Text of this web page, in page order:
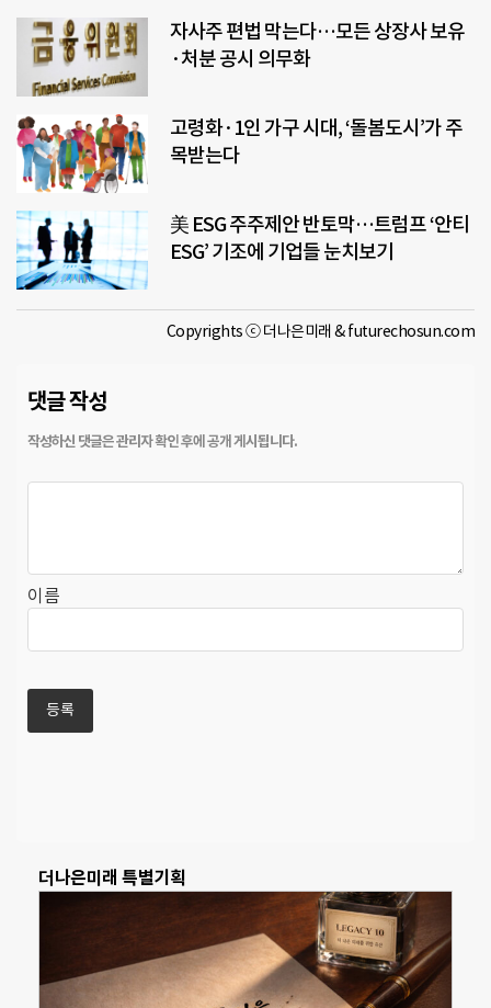
자사주 편법 막는다…모든 상장사 보유
·처분 공시 의무화
고령화·1인 가구 시대, ‘돌봄도시’가 주
목받는다
美 ESG 주주제안 반토막…트럼프 ‘안티
ESG’ 기조에 기업들 눈치보기
Copyrights ⓒ 더나은미래 & futurechosun.com
댓글 작성
이름
더나은미래 특별기획